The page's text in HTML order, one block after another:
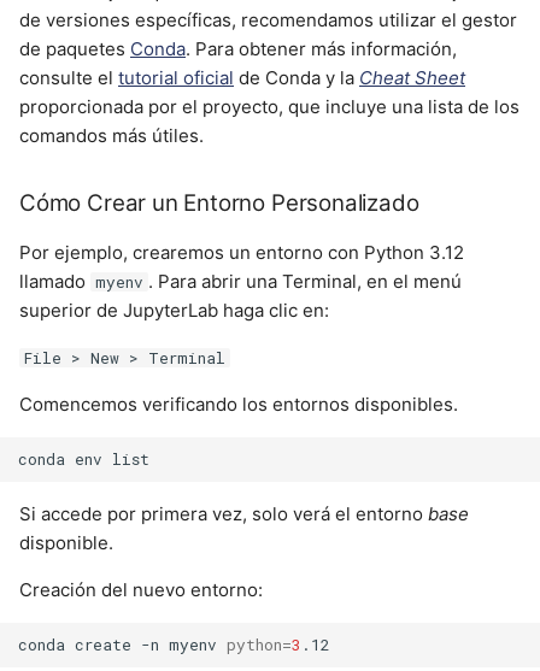
de versiones específicas, recomendamos utilizar el gestor
de paquetes Conda. Para obtener más información,
consulte el tutorial oficial de Conda y la Cheat Sheet
proporcionada por el proyecto, que incluye una lista de los
comandos más útiles.
Cómo Crear un Entorno Personalizado
Por ejemplo, crearemos un entorno con Python 3.12
llamado myenv . Para abrir una Terminal, en el menú
superior de JupyterLab haga clic en:
File > New > Terminal
Comencemos verificando los entornos disponibles.
conda env
Si accede por primera vez, solo verá el entorno base
disponible.
Creación del nuevo entorno:
conda create -n myenv python=3